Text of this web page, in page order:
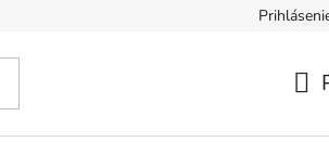
Podmienky